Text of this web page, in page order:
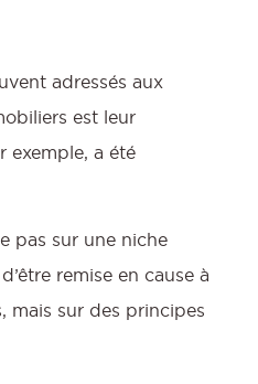
adressés aux
est leur
exemple, a été
pas sur une niche
remise en cause à
mais sur des principes